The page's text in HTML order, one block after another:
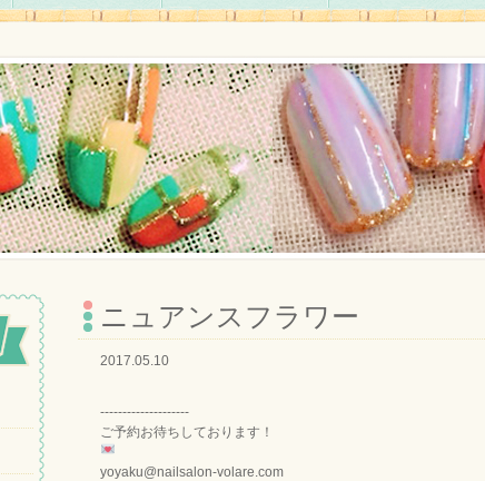
ニュアンスフラワー
2017.05.10
--------------------
ご予約お待ちしております！
yoyaku@nailsalon-volare.com